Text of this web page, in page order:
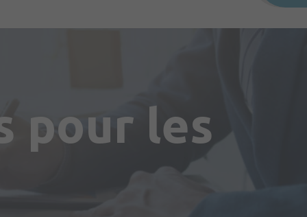
pour les